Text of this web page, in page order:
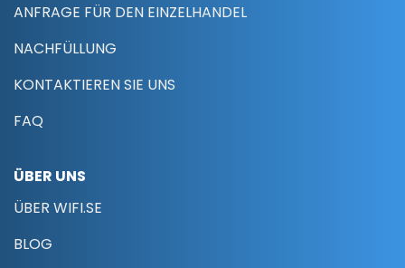
ANFRAGE FÜR DEN EINZELHANDEL
NACHFÜLLUNG
KONTAKTIEREN SIE UNS
FAQ
ÜBER UNS
ÜBER WIFI.SE
BLOG